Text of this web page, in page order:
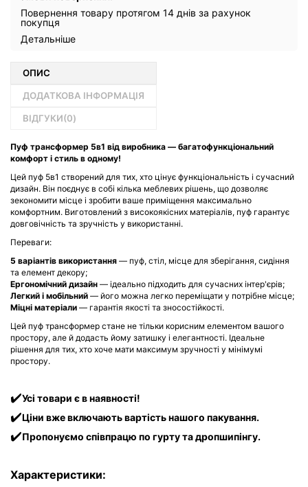
Повернення товару протягом 14 днів за рахунок
покупця
Детальніше
ОПИС
ДОДАТКОВА ІНФОРМАЦІЯ
ВІДГУКИ(0)
Пуф трансформер 5в1 від виробника — багатофункціональний
комфорт і стиль в одному!
Цей пуф 5в1 створений для тих, хто цінує функціональність і сучасний
дизайн. Він поєднує в собі кілька меблевих рішень, що дозволяє
зекономити місце і зробити ваше приміщення максимально
комфортним. Виготовлений з високоякісних матеріалів, пуф гарантує
довговічність та зручність у використанні.
Переваги:
5 варіантів використання — пуф, стіл, місце для зберігання, сидіння
та елемент декору;
Ергономічний дизайн — ідеально підходить для сучасних інтер'єрів;
Легкий і мобільний — його можна легко переміщати у потрібне місце;
Міцні матеріали — гарантія якості та зносостійкості.
Цей пуф трансформер стане не тільки корисним елементом вашого
простору, але й додасть йому затишку і елегантності. Ідеальне
рішення для тих, хто хоче мати максимум зручності у мінімумі
простору.
✔️Усі товари є в наявності!
✔️Ціни вже включають вартість нашого пакування.
✔️Пропонуємо співпрацю по гурту та дропшипінгу.
Характеристики: